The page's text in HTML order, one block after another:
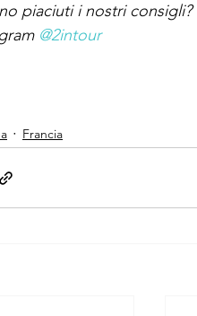
piaciuti i nostri
@2intour
Francia